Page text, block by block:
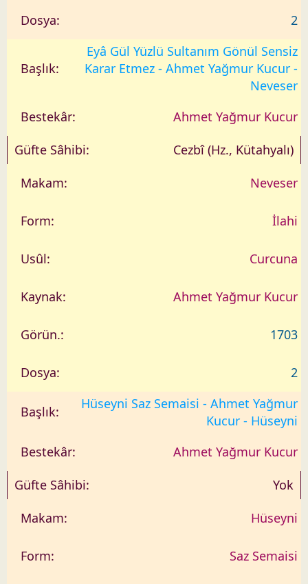
2
Eyâ Gül Yüzlü Sultanım Gönül Sensiz
Karar Etmez - Ahmet Yağmur Kucur -
Neveser
Ahmet Yağmur Kucur
Cezbî (Hz., Kütahyalı)
Neveser
İlahi
Curcuna
Ahmet Yağmur Kucur
1703
2
Hüseyni Saz Semaisi - Ahmet Yağmur
Kucur - Hüseyni
Ahmet Yağmur Kucur
Yok
Hüseyni
Saz Semaisi